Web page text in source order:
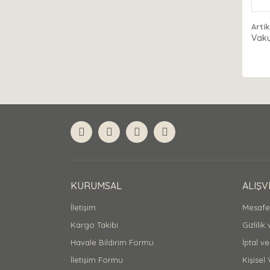
KURUMSAL
İletişim
Kargo Takibi
Havale Bildirim Formu
İletişim Formu
Gizlilik
İptal
Kişisel